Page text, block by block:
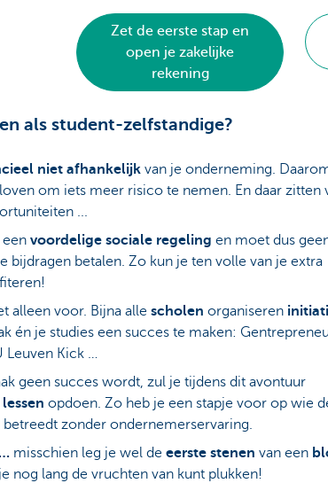
Zet de eerste stap en
open je zakelijke
rekening
als student-zelfstandige?
niet afhankelijkvan je onderneming.
om iets meer risico te nemen. En daar zitten
...
voordelige sociale regeling en moet dus
bijdragen betalen. Zo kun je ten volle van je extra
alleen voor. Bijna alle scholen organiseren
én je studies een succes te maken:
Leuven Kick …
geen succes wordt, zul je tijdens dit avontuur
opdoen. Zo heb je een stapje voor op wie
zonder ondernemerservaring.
… misschien leg je wel de eerste stenen van een
nog lang de vruchten van kunt plukken!